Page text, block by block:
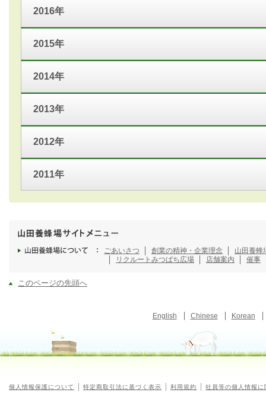
2016年
2015年
2014年
2013年
2012年
2011年
ごあいさつ 創業の精神・企業理念
山田養蜂
リクルート みつばち広場 店舗案内 催事
このページの先頭へ
English Chinese Korean
個人情報保護について 特定商取引法に基づく表示 利用規約 社員等の個人情報